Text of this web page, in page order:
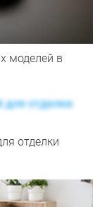
моделей в
отделки